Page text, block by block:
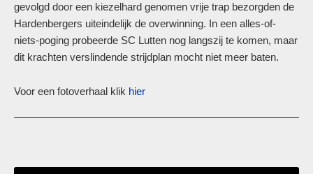
gevolgd door een kiezelhard genomen vrije trap bezorgden de
Hardenbergers uiteindelijk de overwinning. In een alles-of-
niets-poging probeerde SC Lutten nog langszij te komen, maar
dit krachten verslindende strijdplan mocht niet meer baten.
Voor een fotoverhaal klik hier